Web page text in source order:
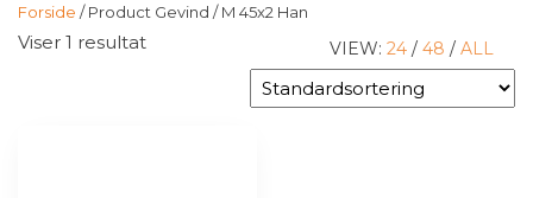
Forside / Product Gevind / M 45x2 Han
VIEW: 24 / 48 / ALL
Viser 1 resultat